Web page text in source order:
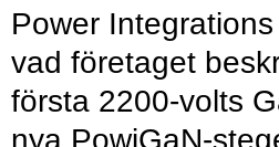
Power
vad företaget
första 2200-volts